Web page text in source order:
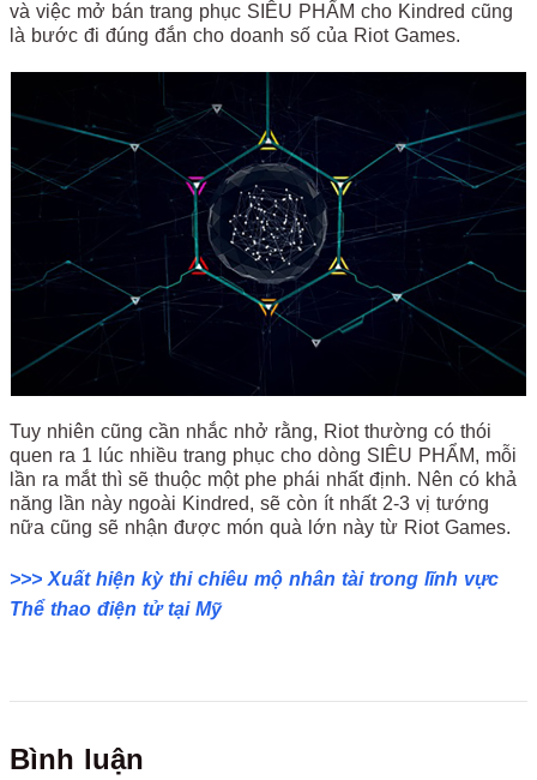
và việc mở bán trang phục SIÊU PHẨM cho Kindred cũng
là bước đi đúng đắn cho doanh số của Riot Games.
Tuy nhiên cũng cần nhắc nhở rằng, Riot thường có thói
quen ra 1 lúc nhiều trang phục cho dòng SIÊU PHẨM, mỗi
lần ra mắt thì sẽ thuộc một phe phái nhất định. Nên có khả
năng lần này ngoài Kindred, sẽ còn ít nhất 2-3 vị tướng
nữa cũng sẽ nhận được món quà lớn này từ Riot Games.
>>> Xuất hiện kỳ thi chiêu mộ nhân tài trong lĩnh vực
Thể thao điện tử tại Mỹ
Bình luận